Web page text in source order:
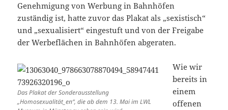
Genehmigung von Werbung in Bahnhöfen
zuständig ist, hatte zuvor das Plakat als „sexistisch“
und „sexualisiert“ eingestuft und von der Freigabe
der Werbeflächen in Bahnhöfen abgeraten.
Das Plakat der Sonderausstellung
„Homosexualität_en“, die ab dem 13. Mai im LWL
Wie wir
bereits in
einem
offenen